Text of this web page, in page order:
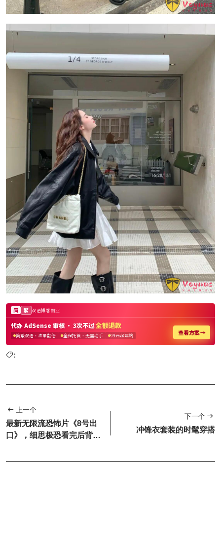
:
上一个
最新无限流恐怖片《8号出
口》，细思极恐看完后背发
下一个
冲锋衣套装的时髦穿搭